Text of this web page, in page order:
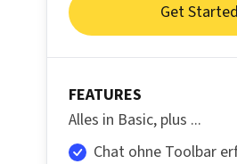
Get Started
FEATURES
Alles in Basic, plus ...
Chat ohne Toolbar